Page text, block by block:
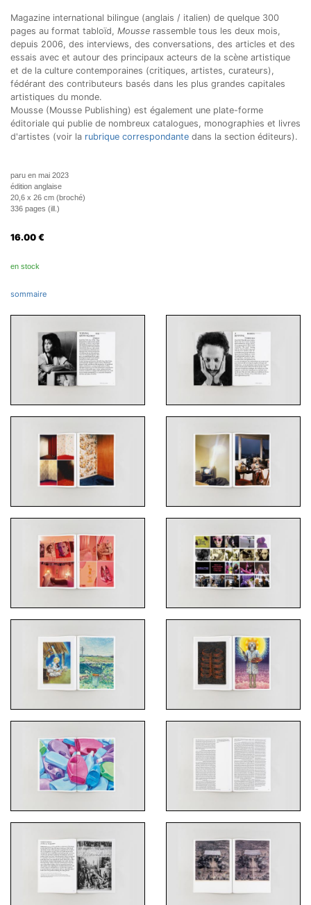
Magazine international bilingue (anglais / italien) de quelque 300
pages au format tabloïd, Mousse rassemble tous les deux mois,
depuis 2006, des interviews, des conversations, des articles et des
essais avec et autour des principaux acteurs de la scène artistique
et de la culture contemporaines (critiques, artistes, curateurs),
fédérant des contributeurs basés dans les plus grandes capitales
artistiques du monde.
Mousse (Mousse Publishing) est également une plate-forme
éditoriale qui publie de nombreux catalogues, monographies et livres
d'artistes (voir la rubrique correspondante dans la section éditeurs).
paru en mai 2023
édition anglaise
20,6 x 26 cm (broché)
336 pages (ill.)
16.00 €
en stock
sommaire